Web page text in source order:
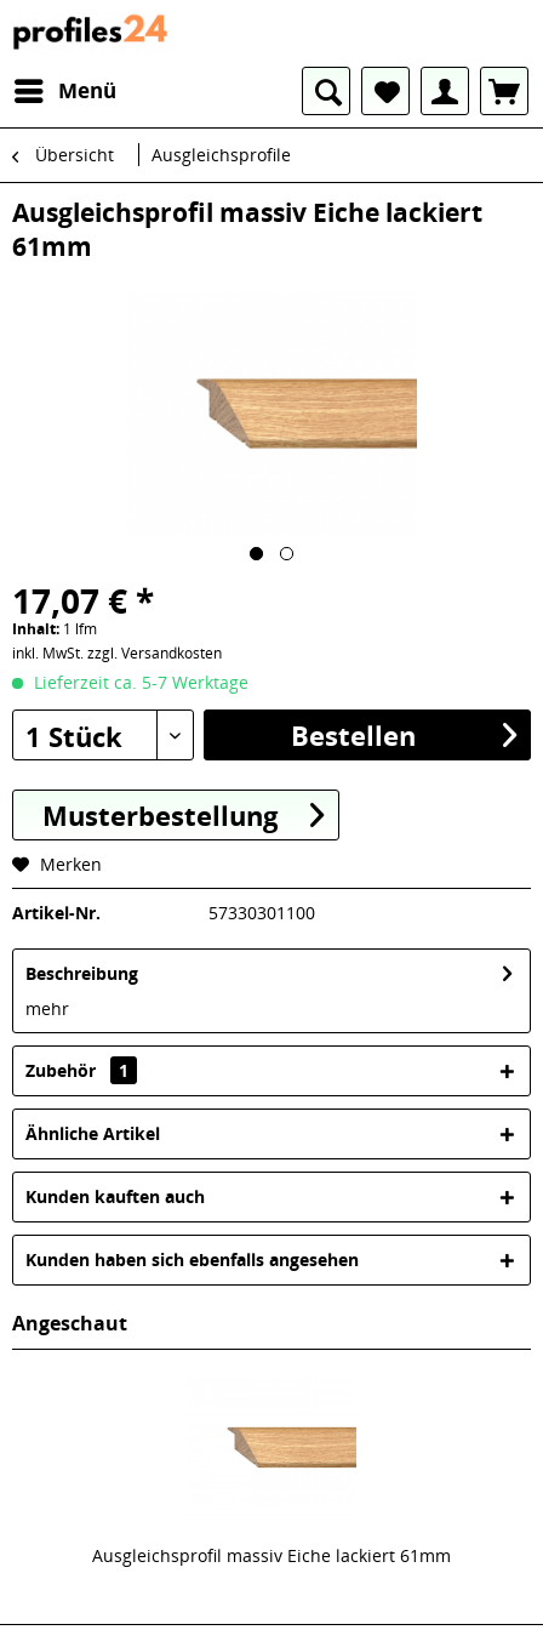
Menü
Übersicht Ausgleichsprofile
Ausgleichsprofil massiv Eiche lackiert
61mm
17,07 € *
Inhalt: 1 lfm
inkl. MwSt.zzgl. Versandkosten
Lieferzeit ca. 5-7 Werktage
1 Stück Bestellen
Musterbestellung
Merken
Artikel-Nr. 57330301100
Beschreibung
mehr
Zubehör 1
Ähnliche Artikel
Kunden kauften auch
Kunden haben sich ebenfalls angesehen
Angeschaut
Ausgleichsprofil massiv Eiche lackiert 61mm